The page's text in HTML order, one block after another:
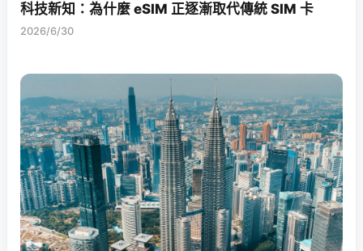
科技新知：為什麼 eSIM 正逐漸取代傳統 SIM 卡
2026/6/30